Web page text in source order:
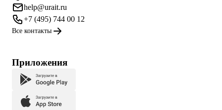
help@urait.ru
+7 (495) 744 00 12
Все контакты
Приложения